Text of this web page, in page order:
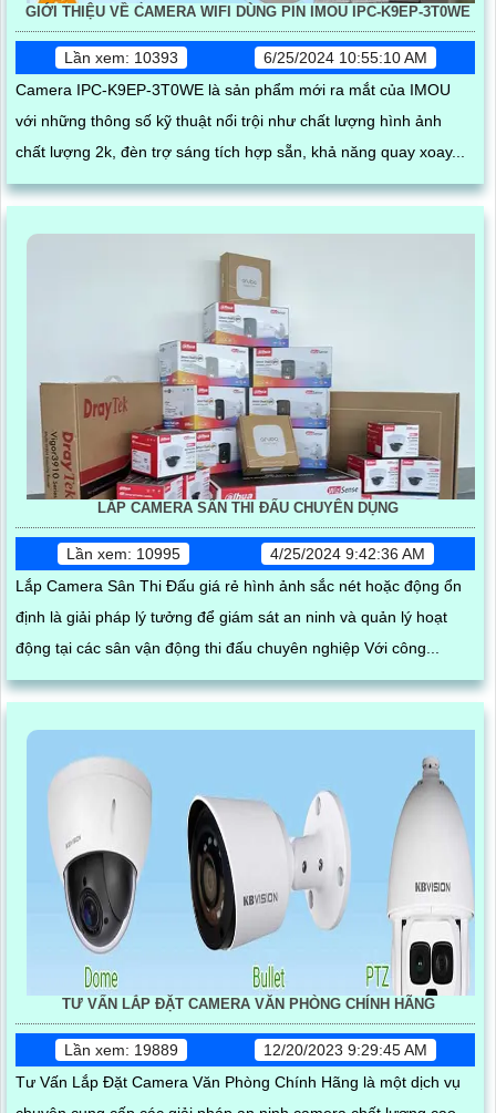
GIỚI THIỆU VỀ CAMERA WIFI DÙNG PIN IMOU IPC-K9EP-3T0WE
Lần xem: 10393
6/25/2024 10:55:10 AM
Camera IPC-K9EP-3T0WE là sản phẩm mới ra mắt của IMOU
với những thông số kỹ thuật nổi trội như chất lượng hình ảnh
chất lượng 2k, đèn trợ sáng tích hợp sẵn, khả năng quay xoay...
LẮP CAMERA SÂN THI ĐẤU CHUYÊN DỤNG
Lần xem: 10995
4/25/2024 9:42:36 AM
Lắp Camera Sân Thi Đấu giá rẻ hình ảnh sắc nét hoặc động ổn
định là giải pháp lý tưởng để giám sát an ninh và quản lý hoạt
động tại các sân vận động thi đấu chuyên nghiệp Với công...
TƯ VẤN LẮP ĐẶT CAMERA VĂN PHÒNG CHÍNH HÃNG
Lần xem: 19889
12/20/2023 9:29:45 AM
Tư Vấn Lắp Đặt Camera Văn Phòng Chính Hãng là một dịch vụ